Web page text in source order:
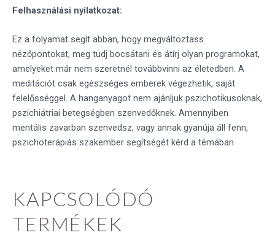
Felhasználási nyilatkozat:
Ez a folyamat segít abban, hogy megváltoztass
nézőpontokat, meg tudj bocsátani és átírj olyan programokat,
amelyeket már nem szeretnél továbbvinni az életedben. A
meditációt csak egészséges emberek végezhetik, saját
felelősséggel. A hanganyagot nem ajánljuk pszichotikusoknak,
pszichiátriai betegségben szenvedőknek. Amennyiben
mentális zavarban szenvedsz, vagy annak gyanúja áll fenn,
pszichoterápiás szakember segítségét kérd a témában.
KAPCSOLÓDÓ
TERMÉKEK